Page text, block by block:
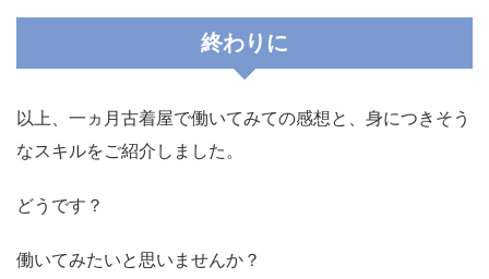
終わりに
以上、一ヵ月古着屋で働いてみての感想と、身につきそう
なスキルをご紹介しました。
どうです？
働いてみたいと思いませんか？